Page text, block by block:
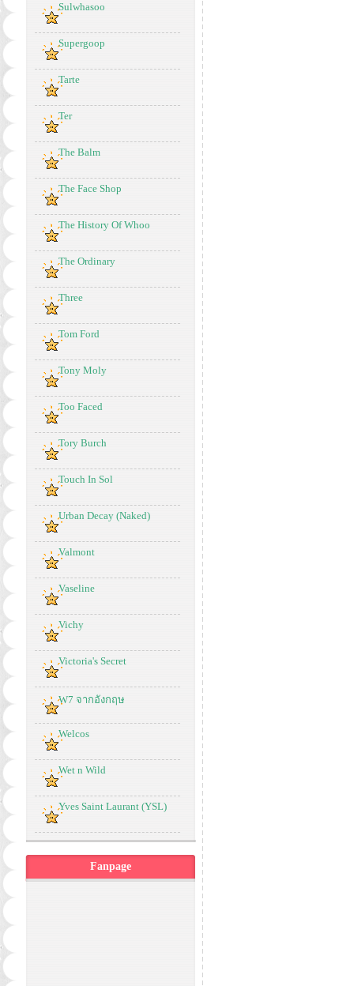
Sulwhasoo
Supergoop
Tarte
Ter
The Balm
The Face Shop
The History Of Whoo
The Ordinary
Three
Tom Ford
Tony Moly
Too Faced
Tory Burch
Touch In Sol
Urban Decay (Naked)
Valmont
Vaseline
Vichy
Victoria's Secret
W7 จากอังกฤษ
Welcos
Wet n Wild
Yves Saint Laurant (YSL)
Fanpage